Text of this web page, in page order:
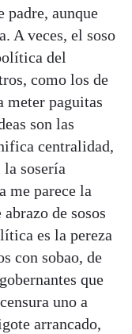
padre, aunque
A veces, el soso
del
como los de
meter paguitas
son las
centralidad,
sosería
me parece la
de sosos
es la pereza
con sobao, de
que
uno a
arrancado,